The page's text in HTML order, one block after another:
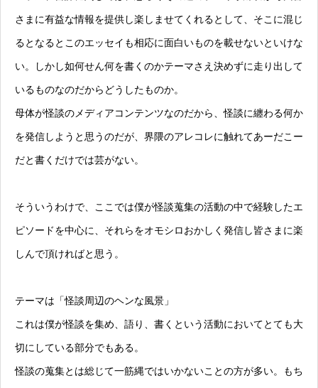
さまに有益な情報を提供し楽しませてくれるとして、そこに混じ
るとなるとこのエッセイも相応に面白いものを載せないといけな
い。しかし如何せん何を書くのかテーマさえ決めずに走り出して
いるものなのだからどうしたものか。
母体が怪談のメディアコンテンツなのだから、怪談に纏わる何か
を発信しようと思うのだが、界隈のアレコレに触れてあーだこー
だと書くだけでは芸がない。
そういうわけで、ここでは僕が怪談蒐集の活動の中で経験したエ
ピソードを中心に、それらをオモシロおかしく発信し皆さまに楽
しんで頂ければと思う。
テーマは「怪談周辺のヘンな風景」
これは僕が怪談を集め、語り、書くという活動においてとても大
切にしている部分でもある。
怪談の蒐集とは総じて一筋縄ではいかないことの方が多い。もち